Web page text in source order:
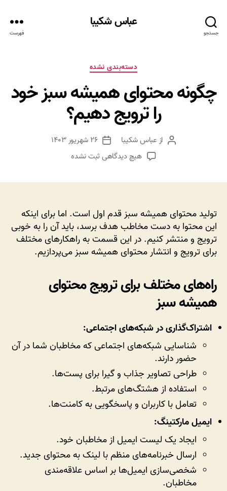
جستجو
عباس شکیبا
فهرست
دسته‌ها
دسته‌بندی نشده
چگونه محتوای همیشه سبز خود
را ترویج دهیم؟
نویسنده
نوشته
از عباس شکیبا
تاریخ
نوشته
۲۶ شهریور ۱۴۰۳
هیچ دیدگاهیبرای
خود
را
ترویج
دهیم؟
ثبت نشده
تولید محتوای همیشه سبز قدم اول است. اما برای اینکه
این محتوا به دست مخاطب هدف برسد، باید آن را به خوبی
ترویج و منتشر کنیم. در این قسمت به راهکارهای مختلف
برای ترویج و انتشار محتوای همیشه سبز می‌پردازیم.
راه‌های مختلف برای ترویج محتوای
همیشه سبز
اشتراک‌گذاری در شبکه‌های اجتماعی:
شناسایی شبکه‌های اجتماعی که مخاطبان شما در آن
حضور دارند.
طراحی تصاویر جذاب و گیرا برای پست‌ها.
استفاده از هشتگ‌های مرتبط.
تعامل با کاربران و پاسخگویی به کامنت‌ها.
ایمیل مارکتینگ:
ایجاد یک لیست ایمیل از مخاطبان خود.
ارسال خبرنامه‌های منظم با لینک به محتوای جدید.
شخصی‌سازی ایمیل‌ها بر اساس علاقه‌مندی
مخاطبان.